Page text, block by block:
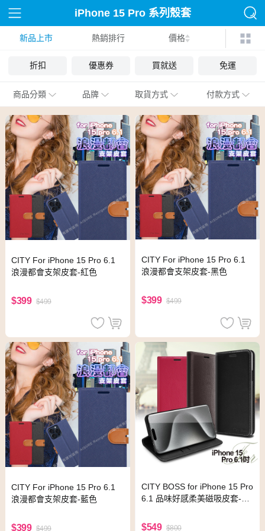
iPhone 15 Pro 系列殼套
新品上市 熱銷排行 價格
折扣 優惠券 買就送 免運
商品分類 品牌 取貨方式 付款方式
CITY For iPhone 15 Pro 6.1
浪漫都會支架皮套-紅色
$399 $499
CITY For iPhone 15 Pro 6.1
浪漫都會支架皮套-黑色
$399 $499
CITY For iPhone 15 Pro 6.1
浪漫都會支架皮套-藍色
$399 $499
CITY BOSS for iPhone 15 Pro
6.1 品味好感柔美磁吸皮套-黑
$549 $800